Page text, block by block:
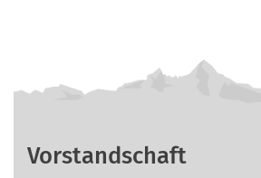
Vorstandschaft